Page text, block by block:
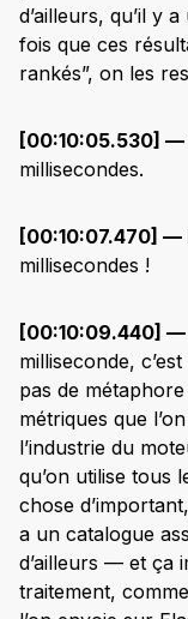
d’ailleurs, qu’il y
fois que ces
rankés”, on les
[00:10:05.530] —
millisecondes.
[00:10:07.470] —
millisecondes !
[00:10:09.440] —
milliseconde,
pas de métaphore
métriques que
l’industrie du
qu’on utilise tous
chose
a un catalogue
d’ailleurs — et ça
traitement,